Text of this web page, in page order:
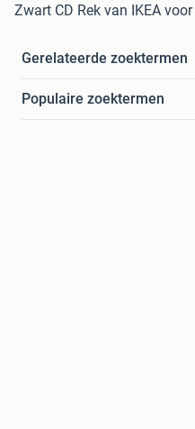
Zwart CD Rek van IKEA
Gerelateerde zoektermen
Populaire zoektermen